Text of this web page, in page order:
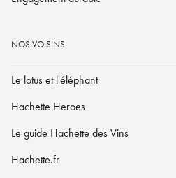
NOS VOISINS
Le lotus et l'éléphant
Hachette Heroes
Le guide Hachette des Vins
Hachette.fr